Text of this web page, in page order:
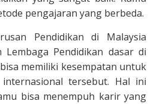
pengajaran yang berbeda.
Pendidikan di Malaysia
Lembaga Pendidikan dasar di
memiliki kesempatan untuk
tersebut. Hal ini
bisa menempuh karir yang